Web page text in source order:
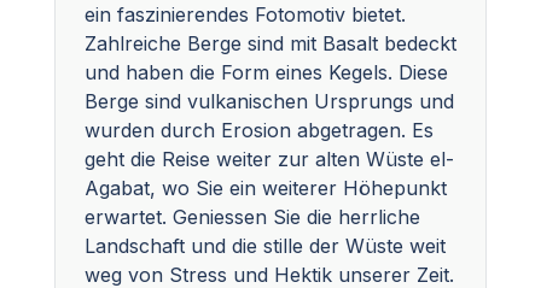
ein faszinierendes Fotomotiv bietet.
Zahlreiche Berge sind mit Basalt bedeckt
und haben die Form eines Kegels. Diese
Berge sind vulkanischen Ursprungs und
wurden durch Erosion abgetragen. Es
geht die Reise weiter zur alten Wüste el-
Agabat, wo Sie ein weiterer Höhepunkt
erwartet. Geniessen Sie die herrliche
Landschaft und die stille der Wüste weit
weg von Stress und Hektik unserer Zeit.